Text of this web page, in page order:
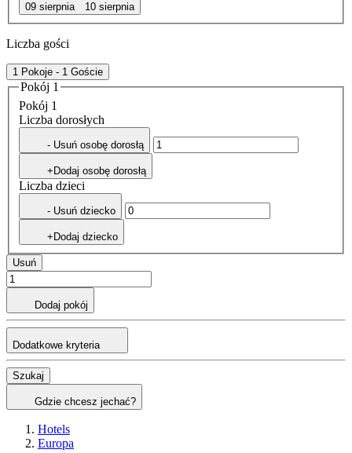
09 sierpnia 10 sierpnia
Liczba gości
1 Pokoje - 1 Goście
Pokój 1
Pokój 1
Liczba dorosłych
- Usuń osobę dorosłą
+Dodaj osobę dorosłą
Liczba dzieci
- Usuń dziecko
+Dodaj dziecko
Usuń
Dodaj pokój
Dodatkowe kryteria
Szukaj
Gdzie chcesz jechać?
Hotels
Europa